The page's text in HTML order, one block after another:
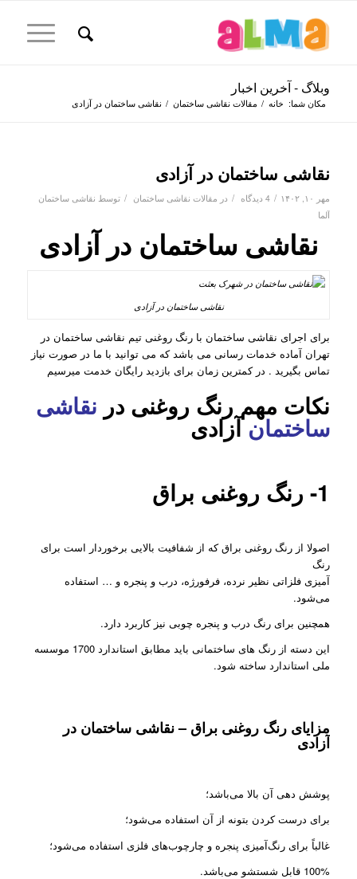
وبلاگ - آخرین اخبار
مکان شما: خانه / مقالات نقاشی ساختمان / نقاشی ساختمان در آزادی
نقاشی ساختمان در آزادی
مهر ۱۰, ۱۴۰۲ / 4 دیدگاه / در مقالات نقاشی ساختمان / توسط نقاشی ساختمان
آلما
نقاشی ساختمان در آزادی
نقاشی ساختمان در آزادی
برای اجرای نقاشی ساختمان با رنگ روغنی تیم نقاشی ساختمان در
تهران آماده خدمات رسانی می باشد که می توانید با ما در صورت نیاز
تماس بگیرید . در کمترین زمان برای بازدید رایگان خدمت میرسیم
نکات مهم رنگ روغنی در نقاشی
ساختمانآزادی
1- رنگ روغنی براق
اصولا از رنگ روغنی براق که از شفافیت بالایی برخوردار است برای
رنگ‌
آمیزی فلزاتی نظیر نرده، فرفورژه، درب و پنجره و … استفاده
می‌شود.
همچنین برای رنگ درب و پنجره چوبی نیز کاربرد دارد.
این دسته از رنگ های ساختمانی باید مطابق استاندارد 1700 موسسه
ملی استاندارد ساخته شود.
مزایای رنگ روغنی براق – نقاشی ساختمان در
آزادی
پوشش‌ دهی آن بالا می‌باشد؛
برای درست کردن بتونه از آن استفاده می‌شود؛
غالباً برای رنگ‌آمیزی پنجره و چارچوب‌های فلزی استفاده می‌شود؛
100% قابل شستشو می‌باشد.